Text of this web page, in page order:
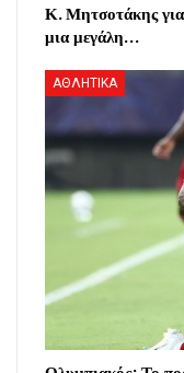
Κ. Μητσοτάκης
μια μεγάλη…
ΑΘΛΗΤΙΚΑ